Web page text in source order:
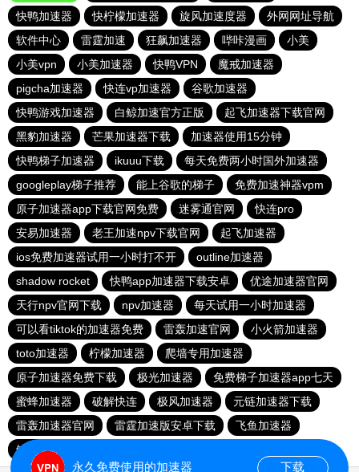
快鸭加速器
快柠檬加速器 旋风加速度器
外网网址导航
软件中心
雷霆加速 狂飙加速器 哔咔漫画
小美
小美vpn
小美加速器 快鸭VPN
魔戒加速器
pigcha加速器
快连vp加速器
谷歌加速器
快鸭游戏加速器
白鲸加速官方正版
起飞加速器下载官网
黑豹加速器
芒果加速器下载
加速器使用15分钟
快鸭梯子加速器
ikuuu下载
每天免费两小时国外加速器
googleplay梯子推荐
能上谷歌的梯子
免费加速神器vpm
原子加速器app下载官网免费
迷雾通官网
快连pro
安易加速器
老王加速npv下载官网
起飞加速器
ios免费加速器试用一小时打不开
outline加速器
shadow rocket
快鸭app加速器下载安卓
优途加速器官网
天行npv官网下载
npv加速器
每天试用一小时加速器
可以看tiktok的加速器免费
雷轰加速官网
小火箭加速器
toto加速器
柠檬加速器
爬墙专用加速器
原子加速器免费下载
极光加速器
免费梯子加速器app七天
蜜蜂加速器
破解快连 极风加速器
元链加速器下载
雷轰加速器官网
雷霆加速版安卓下载
飞鱼加速器
鲸鱼加速器
永久免费使用的加速器 下载